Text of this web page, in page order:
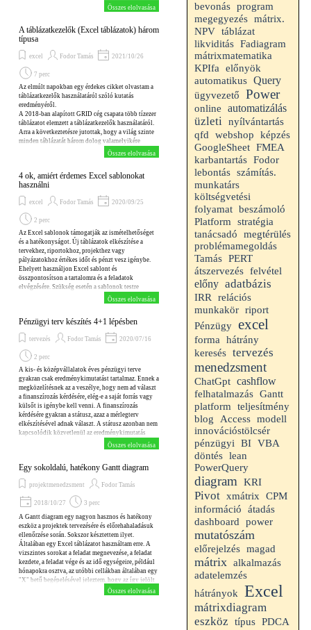
Ezek a fájlok egyetlen képletet is tartalmazhatnak
(pl. a leltárbantalált téteéek összértéke).
Jelen blogomban ezek professzionális változatának
egyszerű és gyors elkészítésével foglalkozom.
Összes elolvasása
A táblázatkezelők (Excel táblázatok) három
típusa
excel Fodor Tamás 2021/10/26
7 perc
Az elmúlt napokban egy érdekes cikket olvastam a
táblázatkezelők használatáról szóló kutatás
eredményéről.
A 2018-ban alapított GRID cég csapata több tízezer
táblázatot elemzett a táblázatkezelők használatáról.
Arra a következtetésre jutottak, hogy a világ szinte
minden táblázatát három dolog valamelyikére
Összes elolvasása
4 ok, amiért érdemes Excel sablonokat
használni
excel Fodor Tamás 2020/09/25
2 perc
Az Excel sablonok támogatják az ismételhetőséget
és a hatékonyságot. Új táblázatok elkészítése a
tervekhez, riportokhoz, projekthez vagy
pályázatokhoz értékes időt és pénzt vesz igénybe.
Ehelyett használjon Excel sablont és
összpontosítson a tartalomra és a feladatok
elvégzésére. Szükség esetén a sablonok testre
Összes elolvasása
Pénzügyi terv készítés 4+1 lépésben
tervezés Fodor Tamás 2020/07/16
2 perc
A kis- és középvállalatok éves pénzügyi terve
gyakran csak eredménykimutatást tartalmaz. Ennek a
megközelítésnek az a veszélye, hogy nem ad választ
a finanszírozás kérdésére, elég-e a saját forrás vagy
külsőt is igénybe kell venni. A finanszírozás
kérdésére gyakran a státusz, azaz a mérlegterv
elkészítésével adnak választ. A státusz azonban nem
kapcsolódik közvetlenül az eredménykimutatás
soraihoz, ezért ez a megközelítés sem tökéletes.
Összes elolvasása
Egy sokoldalú, hatékony Gantt diagram
projektmenedzsment Fodor Tamás
2018/10/27
3 perc
A Gantt diagram egy nagyon hasznos és hatékony
eszköz a projektek tervezésére és előrehahaladásuk
ellenőrzése során. Sokszor késztettem ilyet.
Általában egy Excel táblázatot használtam erre. A
vizszintes sorokat a feladat megnevezése, a feladat
kezdete, a feladat vége és az idő egységeire, például
hónapokra osztva, az utóbbi cellákban általában egy
"X" betű begépelésével jeleztem, hogy az így jelölt
időintervallumban a feladat végrehajtása tart még.
Összes elolvasása
bevonás program
megegyezés mátrix.
NPV táblázat
likviditás Fadiagram
mátrixmatematika
KPIfa
előnyök
automatikus Query
ügyvezető Power
online automatizálás
üzleti nyílvántartás
qfd
webshop
képzés
GoogleSheet FMEA
karbantartás Fodor
lebontás számítás.
munkatárs
költségvetési
folyamat beszámoló
Platform
stratégia
tanácsadó
megtérülés
problémamegoldás
Tamás PERT
átszervezés felvétel
előny adatbázis
IRR
relációs
munkakör riport
Pénzügy excel
forma hátrány
keresés tervezés
menedzsment
ChatGpt cashflow
felhatalmazás Gantt
platform teljesítmény
blog Access modell
innovációstölcsér
pénzügyi
BI VBA
döntés lean
PowerQuery
diagram KRI
Pivot xmátrix
CPM
információ
átadás
dashboard
power
mutatószám
előrejelzés magad
mátrix alkalmazás
adatelemzés
hátrányok
Excel
mátrixdiagram
eszköz
típus PDCA